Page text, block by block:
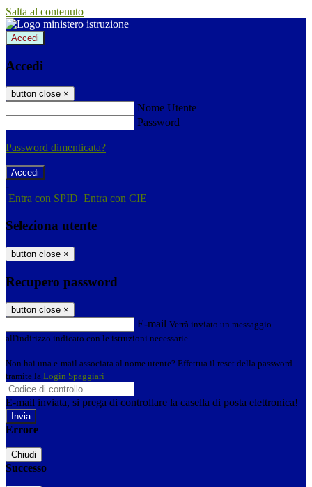
Salta al contenuto
Accedi
Accedi
button close ×
Nome Utente
Password
Password dimenticata?
-
Entra con SPID Entra con CIE
Seleziona utente
button close ×
Recupero password
button close ×
E-mail Verrà inviato un messaggio
all'indirizzo indicato con le istruzioni necessarie.
Non hai una e-mail associata al nome utente? Effettua il reset della password
tramite la Login Spaggiari
E-mail inviata, si prega di controllare la casella di posta elettronica!
Errore
Chiudi
Successo